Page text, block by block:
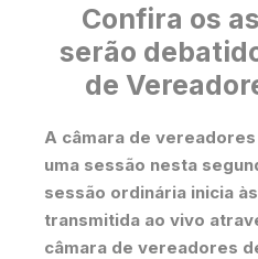
Confira os
serão
de
A câmara de
uma sessão nesta
sessão ordinária inicia
transmitida ao vivo
câmara de vereadores